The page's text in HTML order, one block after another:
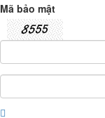
Mã bảo mật